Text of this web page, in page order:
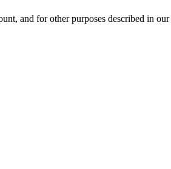
and for other purposes described in our